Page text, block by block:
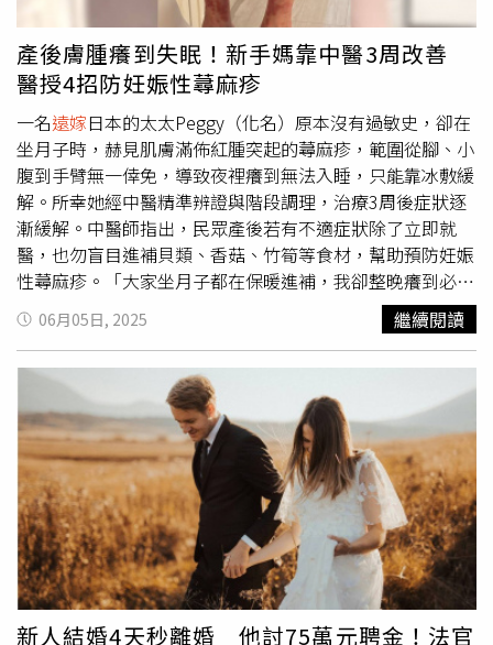
法，只能趕快處理。大公司裡每個環節都是人，人會犯錯，
只能選擇不糾結」。小樂當年從范瑋琪主持的《模范棒棒
堂》出道，卻在事業起飛之際決定先去服兵役，「一方面事
前公司老闆Andy覺得我需要去電一下，我是當完兵後才發
第一張專輯，當時宣傳期拍MV都是戴假髮」，他說先去當
兵很符合自己的想法，自己也是同意這件事情。至於棒棒堂
前輩威廉因涉及逃兵導致節目全停，原本6棒的演唱會等計
劃也暫時停擺。對此，小樂則低調表示：「希望他們一切安
好。」小樂當年從范瑋琪主持的《模范棒棒堂》出道，卻在
事業起飛之際決定先去服兵役。（圖／趙文彬攝）除了演藝
事業，小樂跨足手搖飲、潮牌等副業也做得有聲有色，她笑
說：「錢當然是越多越好，我是藝人也是商品，自己也是商
品，帳會自己去看，看得懂，都會看，也要學，不會看報表
不要投資公司。」談到是否曾想放棄演藝圈？他笑說：「只
有一度動搖，但從沒真的想過要放棄。這一路上還是有作
品、有舞台，我還是喜歡這個行業。」除了演藝事業，小樂
跨足手搖飲、潮牌等副業做得有聲有色。（圖／趙文彬攝）
此外，他也透露之前經紀公司的老闆與陳建州與范瑋琪「黑
范」夫妻仍有聯絡，「我常去找黑哥聊天啊！抽個雪茄、跟
他報告玩家近況，他們也很好，我覺得有時候大家想太多
了！就大家都在各自過各自的生活而已」。※《時報周刊
CTWANT》提醒您：吸菸有害健康、吸菸害人害己。
產後膚腫癢到失眠！新手媽靠中醫3周改善
醫授4招防妊娠性蕁麻疹
一名遠嫁日本的太太Peggy（化名）原本沒有過敏史，卻在
坐月子時，赫見肌膚滿佈紅腫突起的蕁麻疹，範圍從腳、小
腹到手臂無一倖免，導致夜裡癢到無法入睡，只能靠冰敷緩
解。所幸她經中醫精準辨證與階段調理，治療3周後症狀逐
漸緩解。中醫師指出，民眾產後若有不適症狀除了立即就
醫，也勿盲目進補貝類、香菇、竹筍等食材，幫助預防妊娠
性蕁麻疹。「大家坐月子都在保暖進補，我卻整晚癢到必須
冷敷退熱。」Peggy苦笑說，她在確診妊娠性蕁麻疹後，原
先已服用中藥一段時間，卻未見明顯改善，直到求診中醫透
過精準辨證與階段調理，短短3周紅腫漸退、色素淡化，順
利在返回日本前改善近90%症狀，讓她大鬆一口氣，「短短
三周就改善症狀，這次治療讓我對台灣中醫刮目相看。」產
後婦女為何容易罹患蕁麻疹？宜蘊中醫診所中西醫學整合主
任楊佩鈺指出，蕁麻疹是一種免疫系統過度反應所致的皮膚
發炎反應。西醫觀點認為產後女性因荷爾蒙變化劇烈，合併
疲憊與壓力，可能誘發免疫細胞過度活化、釋放組織胺，導
致微血管擴張，產生腫脹搔癢等症狀；中醫觀點認為，產後
女性歷經生產耗損大量氣血，處於「虛」與「瘀」夾雜的狀
態，加上哺乳、作息混亂與排汗不穩，使得體內濕氣與瘀熱
滯留表皮，引起過敏反應引發急性蕁麻疹。楊佩鈺表示，
06月05日, 2025 繼續閱讀
新人結婚4天秒離婚 他討75萬元聘金！法官